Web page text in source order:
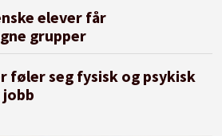
elever får
grupper
føler seg fysisk og psykisk